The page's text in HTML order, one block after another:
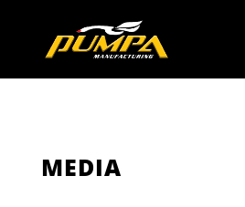
MEDIA